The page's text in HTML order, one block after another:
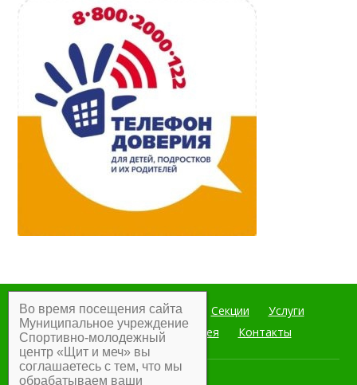
Главная Мероприятия Секции
Услуги
Документы
Фотогалерея Контакты
Во время посещения сайта
Муниципальное учреждение
Спортивно-молодежный
центр «Щит и меч» вы
соглашаетесь с тем, что мы
обрабатываем ваши